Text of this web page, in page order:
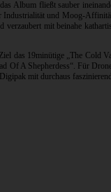
Album fließt sauber
und Moog-
mit beinahe
das 19minütige „The Cold
A Shepherdess“. Für
mit durchaus